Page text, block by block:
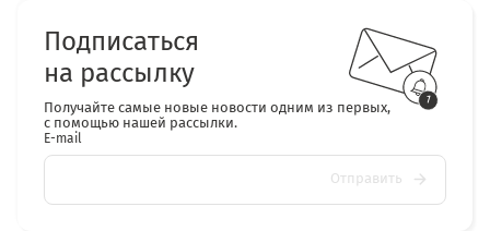
Подписаться
на рассылку
Получайте самые новые новости одним из первых,
с помощью нашей рассылки.
E-mail
Отправить